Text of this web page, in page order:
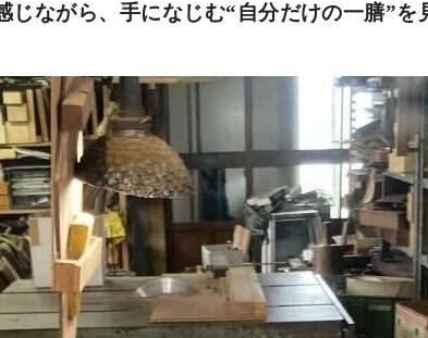
じながら、手になじむ“自分だけの一膳”を